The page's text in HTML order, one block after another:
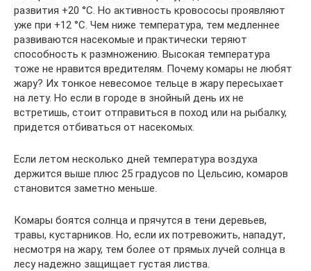
развития +20 °C. Но активность кровососы проявляют
уже при +12 °C. Чем ниже температура, тем медленнее
развиваются насекомые и практически теряют
способность к размножению. Высокая температура
тоже не нравится вредителям. Почему комары не любят
жару? Их тонкое невесомое тельце в жару пересыхает
на лету. Но если в городе в знойный день их не
встретишь, стоит отправиться в поход или на рыбалку,
придется отбиваться от насекомых.
Если летом несколько дней температура воздуха
держится выше плюс 25 градусов по Цельсию, комаров
становится заметно меньше.
Комары боятся солнца и прячутся в тени деревьев,
травы, кустарников. Но, если их потревожить, нападут,
несмотря на жару, тем более от прямых лучей солнца в
лесу надежно защищает густая листва.